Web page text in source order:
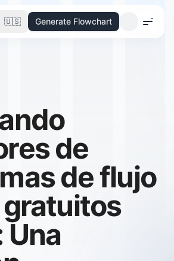
🇺🇸 Generate Flowchart
Menu
de
de flujo
Una